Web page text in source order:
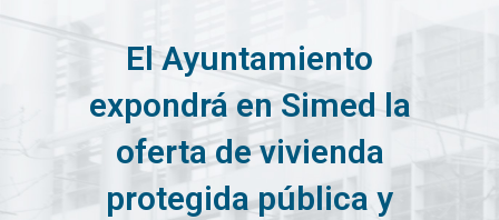
El Ayuntamiento
expondrá en Simed la
oferta de vivienda
protegida pública y